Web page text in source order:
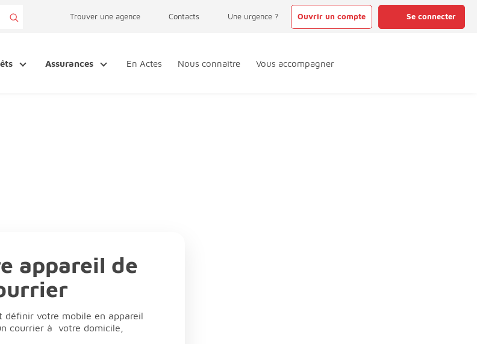
Trouver une agence Contacts Une urgence ? Ouvrir un compte Se connecter
Assurances En Actes Nous connaître Vous accompagner
appareil de
définir votre mobile en appareil
courrier à votre domicile,